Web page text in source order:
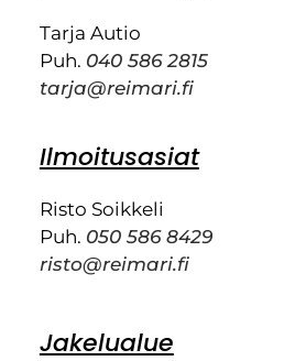
Tarja Autio
Puh. 040 586 2815
tarja@reimari.fi
Ilmoitusasiat
Risto Soikkeli
Puh. 050 586 8429
risto@reimari.fi
Jakelualue